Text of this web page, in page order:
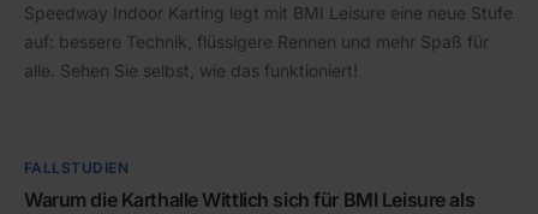
Speedway Indoor Karting legt mit BMI Leisure eine neue Stufe
auf: bessere Technik, flüssigere Rennen und mehr Spaß für
alle. Sehen Sie selbst, wie das funktioniert!
FALLSTUDIEN
Warum die Karthalle Wittlich sich für BMI Leisure als